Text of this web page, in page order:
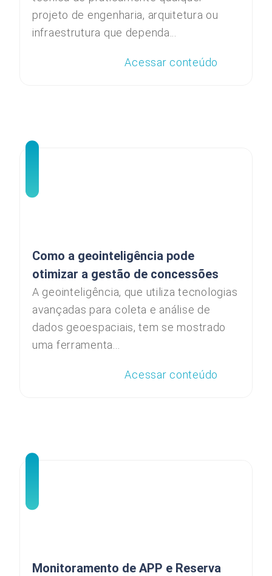
projeto de engenharia, arquitetura ou
infraestrutura que dependa...
Acessar conteúdo
Como a geointeligência pode
otimizar a gestão de concessões
A geointeligência, que utiliza tecnologias
avançadas para coleta e análise de
dados geoespaciais, tem se mostrado
uma ferramenta...
Acessar conteúdo
Monitoramento de APP e Reserva